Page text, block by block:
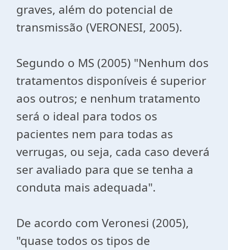
graves, além do potencial de
transmissão (VERONESI, 2005).
Segundo o MS (2005) "Nenhum dos
tratamentos disponíveis é superior
aos outros; e nenhum tratamento
será o ideal para todos os
pacientes nem para todas as
verrugas, ou seja, cada caso deverá
ser avaliado para que se tenha a
conduta mais adequada".
De acordo com Veronesi (2005),
"quase todos os tipos de